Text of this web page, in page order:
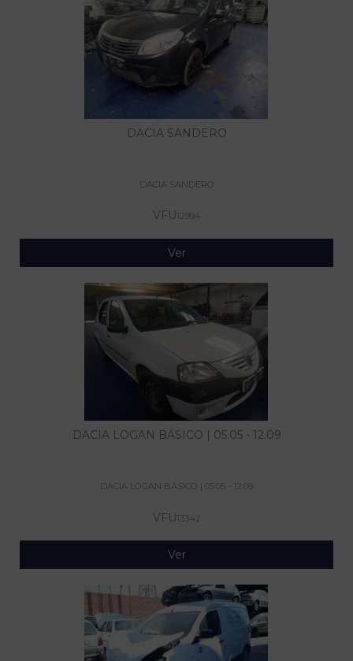
DACIA SANDERO
DACIA SANDERO
VFU12994
Ver
DACIA LOGAN BÁSICO | 05.05 - 12.09
DACIA LOGAN BÁSICO | 05.05 - 12.09
VFU13342
Ver